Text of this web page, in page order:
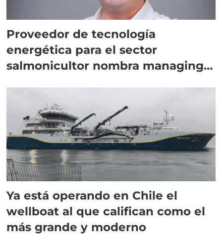
Proveedor de tecnología
energética para el sector
salmonicultor nombra managing
Ya está operando en Chile el
wellboat al que califican como el
más grande y moderno